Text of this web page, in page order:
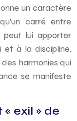
un caractère
carré entre
peut lui apporter
et à la discipline.
harmonies qui
se manifeste
exil » de